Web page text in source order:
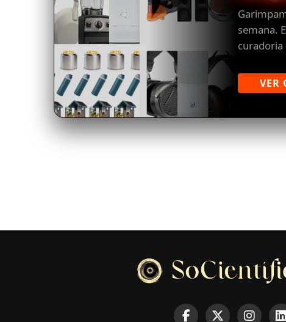
semana.
curadoria
VER